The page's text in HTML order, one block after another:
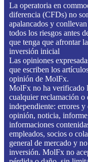
La operatoria en
diferencia (CFDs) no
apalancados y
todos los riesgos antes
que tenga que afrontar
inversión inicial
Las opiniones
que escriben los
opinión de MolFx.
MolFx no ha verificado
cualquier reclamación o
independiente: errores
opinión, noticia,
informaciones
empleados, socios o
general de mercado y
inversión. MolFx no